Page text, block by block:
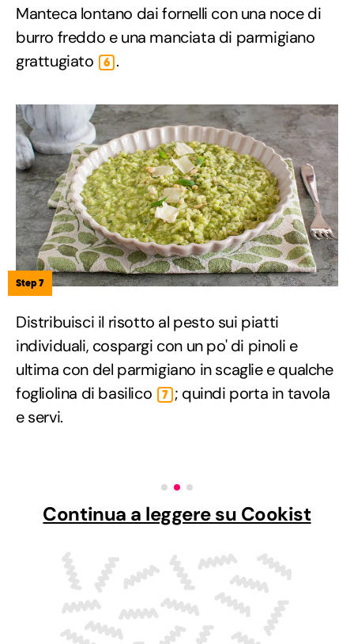
Manteca lontano dai fornelli con una noce di
burro freddo e una manciata di parmigiano
grattugiato
6 .
Step 7
Distribuisci il risotto al pesto sui piatti
individuali, cospargi con un po' di pinoli e
ultima con del parmigiano in scaglie e qualche
fogliolina di basilico
7 ; quindi porta in tavola
e servi.
Continua a leggere su Cookist